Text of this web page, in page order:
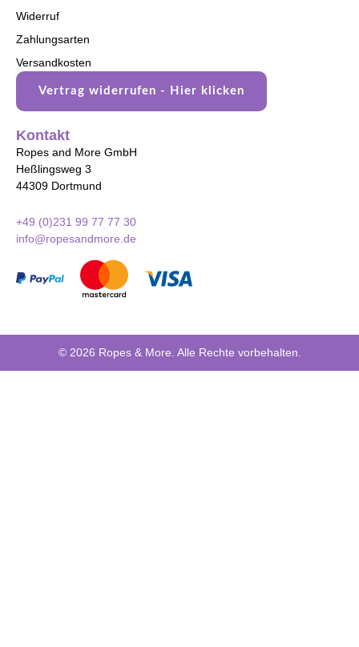
Widerruf
Zahlungsarten
Versandkosten
Vertrag widerrufen - Hier klicken
Kontakt
Ropes and More GmbH
Heßlingsweg 3
44309 Dortmund
+49 (0)231 99 77 77 30
info@ropesandmore.de
© 2026 Ropes & More. Alle Rechte vorbehalten.